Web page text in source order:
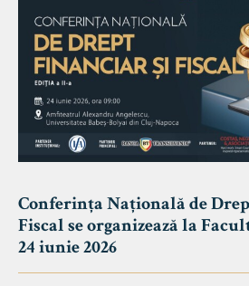
Conferința Națională de
Fiscal se organizează la
24 iunie 2026